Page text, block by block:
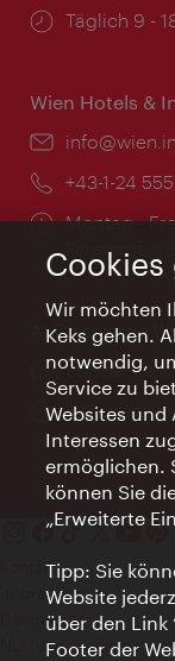
Täglich 9 -
Wien Hotels &
Email:
Telefon:
+43-1-24 555
Montag -
Feiertags
AI Concierge
Ort:
Kontakt
Impressum
Datenschutz
Cookies
Wir möchten
Keks gehen.
notwendig,
Service zu
Websites
Interessen
ermöglichen.
können Sie
„Erweiterte
Tipp: Sie
Website
über den Link
Footer der